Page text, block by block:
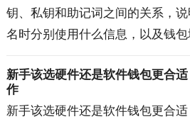
钥、私钥和助记词之间的关系，
名时分别使用什么信息，以及钱
地址填错、换钱包恢复资产等新
理解加密钱包的运行方式。
新手该选硬件还是软件钱包更合
作
新手该选硬件还是软件钱包更合